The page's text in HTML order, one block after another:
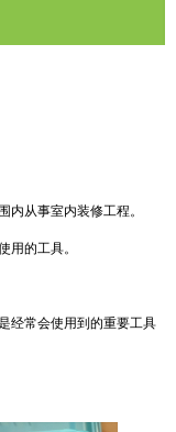
内从事室内装修工程。
用的工具。
经常会使用到的重要工具